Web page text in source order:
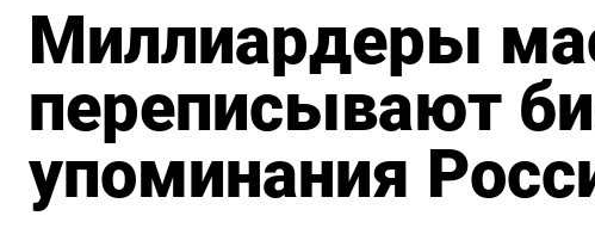
Миллиардеры
переписывают
упоминания